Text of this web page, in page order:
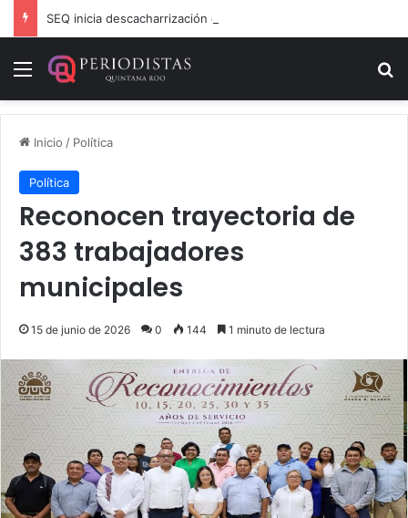
Menú
Inicio / Política
Política
Reconocen trayectoria de
383 trabajadores
municipales
15 de junio de 2026 0 144 1 minuto de lectura